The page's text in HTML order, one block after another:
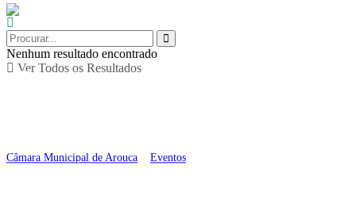
Nenhum resultado encontrado
Ver Todos os Resultados
Concerto “Sons da
Câmara Municipal de Arouca Eventos